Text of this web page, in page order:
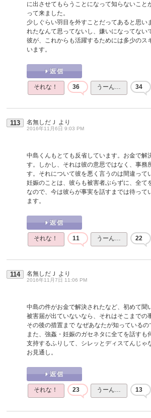
に出させてもらうことになって知らないこと
って来ました。
少しぐらい羽目を外すことだってあると思い
れたなんて思ってないし、嫌いになってない
彼が、これからも活躍するためには多少のス
います。
それな！ 36 うーん… 34
113 名無しだＪ より
2016年11月6日 9:03 PM
中島くんもとても反省しています。お金で解
す。しかし、それは彼の意思ではなく、事務
す。それについて彼を悪く言うのは間違って
妊娠のことは、彼らも被害者ぶらずに、全て
なので、今は彼らが事実を話すまでは待って
ます。
それな！ 11 うーん… 22
114 名無しだＪ より
2016年11月7日 11:06 PM
中島の件がお金で解決されたなど、初めて聞
被害届が出ていないなら、それはそこまでの
その後の措置まで なぜあなたが知っているの
また、強姦・妊娠のガセネタに全てを話すも
支持するふりして、シレッとディスてんじゃ
お見通し。
それな！ 23 うーん… 13